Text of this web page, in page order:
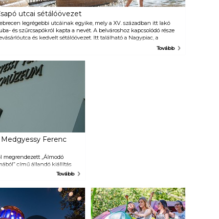
„Csonkatemplomnak” is.
múzsái, valamint Petőfi,
Kazinczy és Kisfaludy szobrai
díszítik.
utcai sétálóövezet
legrégebbi utcáinak egyike, mely a XV. században itt lakó
és szűrcsapókról kapta a nevét. A belvároshoz kapcsolódó része
és kedvelt sétálóövezet. Itt található a Nagypiac, a
különleges szökőkút vízjátéka teszi még hangulatosabbá.
Tovább
Ferenc
megrendezett „Álmodó
című állandó kiállítás
debreceni kötődésű híres
többek között Petőfi
Mór Sárga rózsa című
gyűrűje, és Szabó Magda
játékok teszik
szobrászat
Tovább